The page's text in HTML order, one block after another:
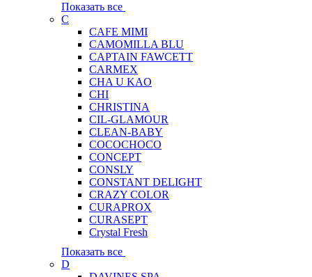
Показать все
C
CAFE MIMI
CAMOMILLA BLU
CAPTAIN FAWCETT
CARMEX
CHA U KAO
CHI
CHRISTINA
CIL-GLAMOUR
CLEAN-BABY
COCOCHOCO
CONCEPT
CONSLY
CONSTANT DELIGHT
CRAZY COLOR
CURAPROX
CURASEPT
Crystal Fresh
Показать все
D